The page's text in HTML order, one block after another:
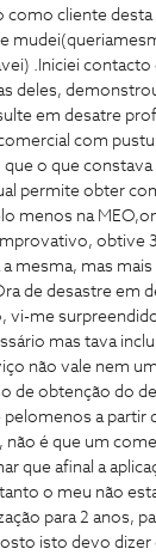
como cliente
.Iniciei contacto
deles,
em desatre
com
o que
permite obter
menos na
obtive
mesma, mas
de desastre em
vi-me
mas tava
não vale nem
de obtenção do
a partir
é que um
que afinal a
o meu não
para 2 anos,
isto devo dizer